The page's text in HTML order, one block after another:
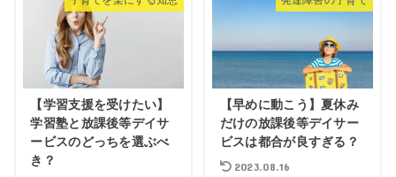
【学習支援を受けたい】
学習塾と放課後等デイサ
ービスのどっちを選ぶべ
き？
【早めに動こう】夏休み
だけの放課後等デイサー
ビスは都合が良すぎる？
2023.08.16